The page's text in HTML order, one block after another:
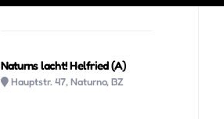
Naturns lacht! Helfried (A)
Hauptstr. 47, Naturno, BZ